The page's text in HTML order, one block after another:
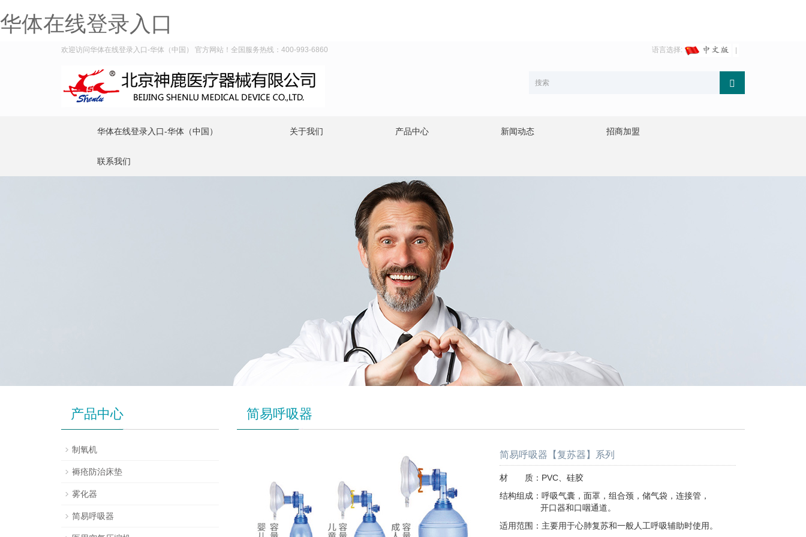
华体在线登录入口
欢迎访问华体在线登录入口-华体（中国） 官方网站！全国服务热线：400-993-6860 语言选择:
华体在线登录入口-华体（中国） 关于我们 产品中心 新闻动态 招商加盟
联系我们
简易呼吸器
简易呼吸器【复苏器】系列
材 质：PVC、硅胶
结构组成：呼吸气囊，面罩，组合颈，储气袋，连接管，
开口器和口咽通道。
适用范围：主要用于心肺复苏和一般人工呼吸辅助时使用。
产品中心
制氧机
褥疮防治床垫
雾化器
简易呼吸器